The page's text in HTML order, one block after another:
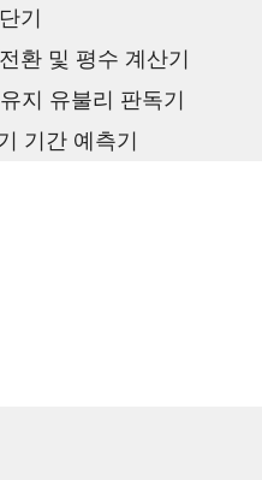
기
환 및 평수 계산기
지 유불리 판독기
기간 예측기